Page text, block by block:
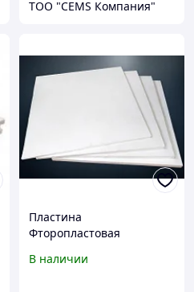
ТОО "CEMS Компания"
Пластина
Фторопластовая
В наличии